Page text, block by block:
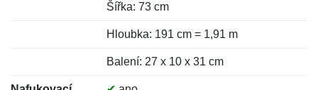
Šířka: 73 cm
Hloubka: 191 cm = 1,91 m
Balení: 27 x 10 x 31 cm